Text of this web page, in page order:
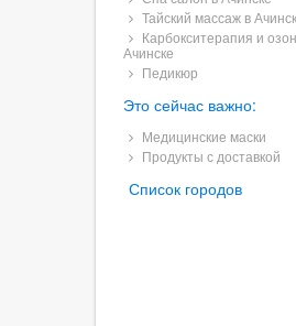
Тайский массаж в
Карбокситерапия и
Ачинске
Педикюр
Это сейчас важно:
Медицинские маски
Продукты с доставкой
Список городов